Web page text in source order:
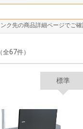
ク先の商品詳細ページでご確
全67件）
標準